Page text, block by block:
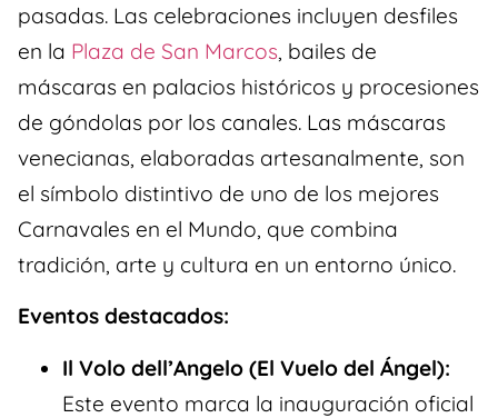
pasadas. Las celebraciones incluyen desfiles
en la Plaza de San Marcos, bailes de
máscaras en palacios históricos y procesiones
de góndolas por los canales. Las máscaras
venecianas, elaboradas artesanalmente, son
el símbolo distintivo de uno de los mejores
Carnavales en el Mundo, que combina
tradición, arte y cultura en un entorno único.
Eventos destacados:
Il Volo dell’Angelo (El Vuelo del Ángel):
Este evento marca la inauguración oficial